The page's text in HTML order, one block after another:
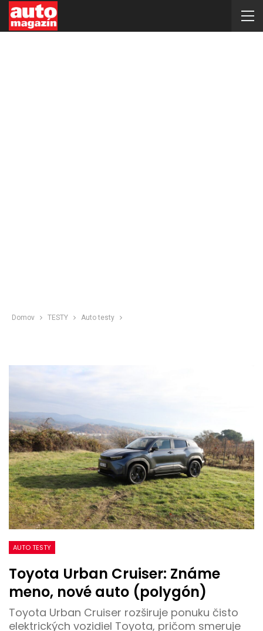
Domov TESTY Auto testy
AUTO TESTY
Toyota Urban Cruiser: Známe
meno, nové auto (polygón)
Toyota Urban Cruiser rozširuje ponuku čisto
elektrických vozidiel Toyota, pričom smeruje